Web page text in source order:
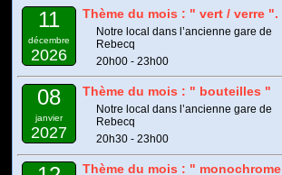
11
décembre
2026
Thème du mois : " vert / verre ".
Notre local dans l’ancienne gare de
Rebecq
20h00 - 23h00
08
janvier
2027
Thème du mois : " bouteilles "
Notre local dans l’ancienne gare de
Rebecq
20h30 - 23h00
Thème du mois : " monochrome